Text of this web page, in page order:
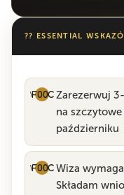
?? ESSENTIAL
Zarezerwuj
na
październiku
Wiza
Składam